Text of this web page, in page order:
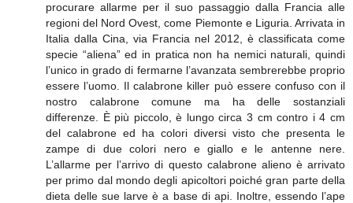
procurare allarme per il suo passaggio dalla Francia alle
regioni del Nord Ovest, come Piemonte e Liguria. Arrivata in
Italia dalla Cina, via Francia nel 2012, è classificata come
specie “aliena” ed in pratica non ha nemici naturali, quindi
l’unico in grado di fermarne l’avanzata sembrerebbe proprio
essere l’uomo. Il calabrone killer può essere confuso con il
nostro calabrone comune ma ha delle sostanziali
differenze. È più piccolo, è lungo circa 3 cm contro i 4 cm
del calabrone ed ha colori diversi visto che presenta le
zampe di due colori nero e giallo e le antenne nere.
L’allarme per l’arrivo di questo calabrone alieno è arrivato
per primo dal mondo degli apicoltori poiché gran parte della
dieta delle sue larve è a base di api. Inoltre, essendo l’ape